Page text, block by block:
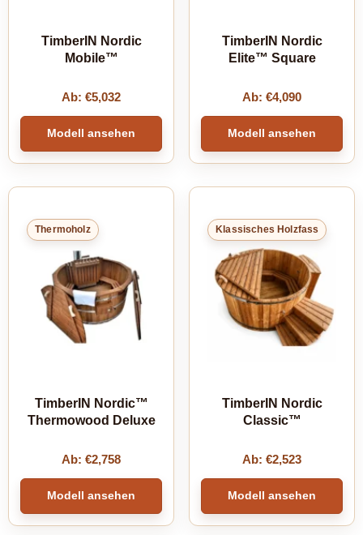
TimberIN Nordic
Mobile™
Ab: €5,032
Modell ansehen
TimberIN Nordic
Elite™ Square
Ab: €4,090
Modell ansehen
Thermoholz
TimberIN Nordic™
Thermowood Deluxe
Ab: €2,758
Modell ansehen
Klassisches Holzfass
TimberIN Nordic
Classic™
Ab: €2,523
Modell ansehen